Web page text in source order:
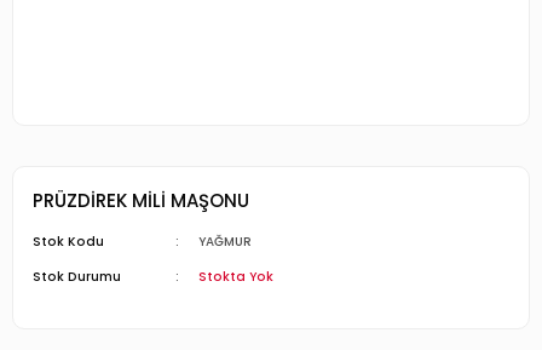
PRÜZDİREK MİLİ MAŞONU
Stok Kodu
YAĞMUR
Stok Durumu
Stokta Yok